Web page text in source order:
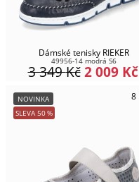
Dámské tenisky RIEKER
49956-14 modrá S6
2 009 Kč
3 349Kč
NOVINKA
SLEVA 50%